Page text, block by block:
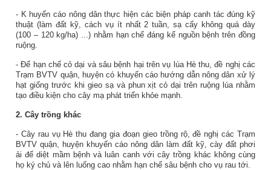
- K huyến cáo nông dân thực hiện các biện pháp canh tác đúng kỹ
thuật (làm đất kỹ, cách vụ ít nhất 2 tuần, sạ cấy không quá dày
(100 – 120 kg/ha) ...) nhằm hạn chế đáng kể nguồn bệnh trên đồng
ruộng.
- Để hạn chế cỏ dại và sâu bệnh hại trên vụ lúa Hè thu, đề nghị các
Trạm BVTV quận, huyện có khuyến cáo hướng dẫn nông dân xử lý
hạt giống trước khi gieo sạ và phun xịt cỏ dại trên ruộng lúa nhằm
tạo điều kiện cho cây mạ phát triển khỏe mạnh.
2. Cây trồng khác
- Cây rau vụ Hè thu đang gia đoạn gieo trồng rộ, đề nghị các Trạm
BVTV quận, huyện khuyến cáo nông dân làm đất kỹ, cày đất phơi
ải để diệt mầm bệnh và luân canh với cây trồng khác không cùng
họ ký chủ và lên luống cao nhằm hạn chế sâu bệnh cho vụ rau tới.